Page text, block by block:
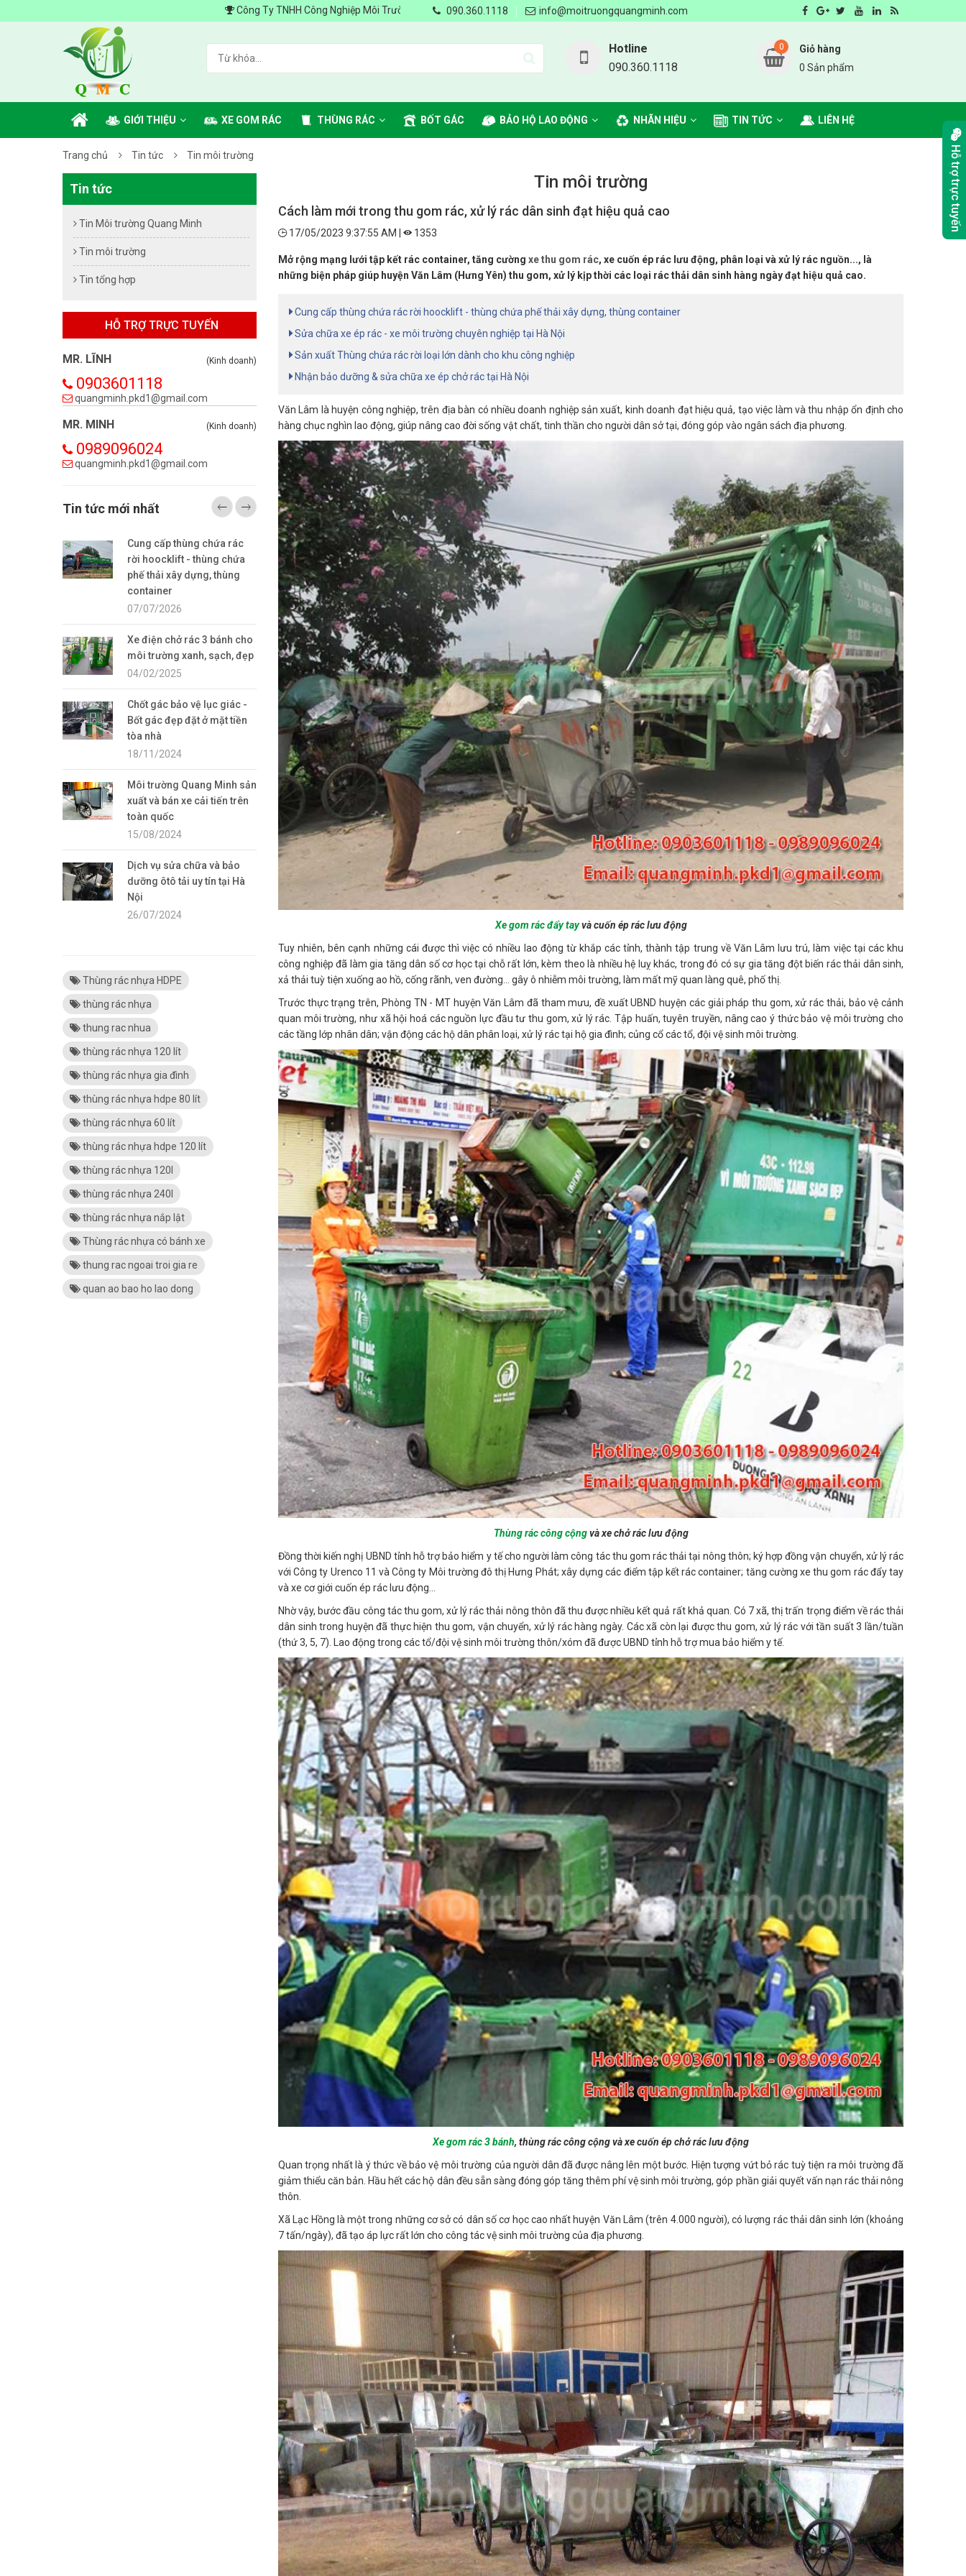
Công Ty TNHH Công Nghiệp Môi Trường Quang Minh - Chung tay vì môi trường Xanh, Sạch, Đẹp - Nhà cung cấp sản phẩm môi trường số 1 Hà Nội
090.360.1118 info@moitruongquangminh.com
Hotline
090.360.1118
0
Giỏ hàng
0 Sản phẩm
GIỚI THIỆU XE GOM RÁC THÙNG RÁC BỐT GÁC BẢO HỘ LAO ĐỘNG NHÃN HIỆU TIN TỨC LIÊN HỆ
Trang chủ Tin tức Tin môi trường
Tin tức
Tin Môi trường Quang Minh
Tin môi trường
Tin tổng hợp
HỖ TRỢ TRỰC TUYẾN
MR. LĨNH (Kinh doanh)
0903601118
quangminh.pkd1@gmail.com
MR. MINH (Kinh doanh)
0989096024
quangminh.pkd1@gmail.com
Tin tức mới nhất
Cung cấp thùng chứa rác
rời hoocklift - thùng chứa
phế thải xây dựng, thùng
container
07/07/2026
Xe điện chở rác 3 bánh cho
môi trường xanh, sạch, đẹp
04/02/2025
Chốt gác bảo vệ lục giác -
Bốt gác đẹp đặt ở mặt tiền
tòa nhà
18/11/2024
Môi trường Quang Minh sản
xuất và bán xe cải tiến trên
toàn quốc
15/08/2024
Dịch vụ sửa chữa và bảo
dưỡng ôtô tải uy tín tại Hà
Nội
26/07/2024
Sửa chữa, Bảo dưỡng, Phụ
tùng Xe ép rác giá tốt tại Hà
Nội
15/07/2024
Thùng rác nhựa HDPE
thùng rác nhựa
thung rac nhua
thùng rác nhựa 120 lít
thùng rác nhựa gia đình
thùng rác nhựa hdpe 80 lít
thùng rác nhựa 60 lít
thùng rác nhựa hdpe 120 lít
thùng rác nhựa 120l
thùng rác nhựa 240l
thùng rác nhựa nắp lật
Thùng rác nhựa có bánh xe
thung rac ngoai troi gia re
quan ao bao ho lao dong
Tin môi trường
Cách làm mới trong thu gom rác, xử lý rác dân sinh đạt hiệu quả cao
17/05/2023 9:37:55 AM | 1353
Mở rộng mạng lưới tập kết rác container, tăng cường xe thu gom rác, xe cuốn ép rác lưu động, phân loại và xử lý rác nguồn..., là
những biện pháp giúp huyện Văn Lâm (Hưng Yên) thu gom, xử lý kịp thời các loại rác thải dân sinh hàng ngày đạt hiệu quả cao.
Cung cấp thùng chứa rác rời hoocklift - thùng chứa phế thải xây dựng, thùng container
Sửa chữa xe ép rác - xe môi trường chuyên nghiệp tại Hà Nội
Sản xuất Thùng chứa rác rời loại lớn dành cho khu công nghiệp
Nhận bảo dưỡng & sửa chữa xe ép chở rác tại Hà Nội
Văn Lâm là huyện công nghiệp, trên địa bàn có nhiều doanh nghiệp sản xuất, kinh doanh đạt hiệu quả, tạo việc làm và thu nhập ổn định cho
hàng chục nghìn lao động, giúp nâng cao đời sống vật chất, tinh thần cho người dân sở tại, đóng góp vào ngân sách địa phương.
Xe gom rác đẩy tayvà cuốn ép rác lưu động
Tuy nhiên, bên cạnh những cái được thì việc có nhiều lao động từ khắp các tỉnh, thành tập trung về Văn Lâm lưu trú, làm việc tại các khu
công nghiệp đã làm gia tăng dân số cơ học tại chỗ rất lớn, kèm theo là nhiều hệ luỵ khác, trong đó có sự gia tăng đột biến rác thải dân sinh,
xả thải tuỳ tiện xuống ao hồ, cống rãnh, ven đường... gây ô nhiễm môi trường, làm mất mỹ quan làng quê, phố thị.
Trước thực trạng trên, Phòng TN - MT huyện Văn Lâm đã tham mưu, đề xuất UBND huyện các giải pháp thu gom, xử rác thải, bảo vệ cảnh
quan môi trường, như xã hội hoá các nguồn lực đầu tư thu gom, xử lý rác. Tập huấn, tuyên truyền, nâng cao ý thức bảo vệ môi trường cho
các tầng lớp nhân dân; vận động các hộ dân phân loại, xử lý rác tại hộ gia đình; củng cổ các tổ, đội vệ sinh môi trường.
Thùng rác công cộngvà xe chở rác lưu động
Đồng thời kiến nghị UBND tỉnh hỗ trợ bảo hiểm y tế cho người làm công tác thu gom rác thải tại nông thôn; ký hợp đồng vận chuyển, xử lý rác
với Công ty Urenco 11 và Công ty Môi trường đô thị Hưng Phát; xây dựng các điểm tập kết rác container; tăng cường xe thu gom rác đẩy tay
và xe cơ giới cuốn ép rác lưu động...
Nhờ vậy, bước đầu công tác thu gom, xử lý rác thải nông thôn đã thu được nhiều kết quả rất khả quan. Có 7 xã, thị trấn trọng điểm về rác thải
dân sinh trong huyện đã thực hiện thu gom, vận chuyển, xử lý rác hàng ngày. Các xã còn lại được thu gom, xử lý rác với tần suất 3 lần/tuần
(thứ 3, 5, 7). Lao động trong các tổ/đội vệ sinh môi trường thôn/xóm đã được UBND tỉnh hỗ trợ mua bảo hiểm y tế.
Xe gom rác 3 bánh, thùng rác công cộng và xe cuốn ép chở rác lưu động
Quan trọng nhất là ý thức về bảo vệ môi trường của người dân đã được nâng lên một bước. Hiện tượng vứt bỏ rác tuỳ tiện ra môi trường đã
giảm thiểu căn bản. Hầu hết các hộ dân đều sẵn sàng đóng góp tăng thêm phí vệ sinh môi trường, góp phần giải quyết vấn nạn rác thải nông
thôn.
Xã Lạc Hồng là một trong những cơ sở có dân số cơ học cao nhất huyện Văn Lâm (trên 4.000 người), có lượng rác thải dân sinh lớn (khoảng
7 tấn/ngày), đã tạo áp lực rất lớn cho công tác vệ sinh môi trường của địa phương.
Hỗ trợ trực tuyến